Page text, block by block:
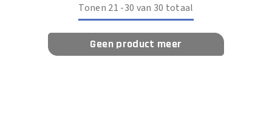
Tonen 21 -30 van 30 totaal
Geen product meer